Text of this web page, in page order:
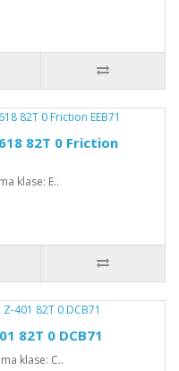
82T 0 Friction
klase: E..
82T 0 DCB71
klase: C..